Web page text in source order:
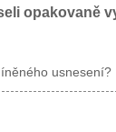
opakovaně
usnesení?